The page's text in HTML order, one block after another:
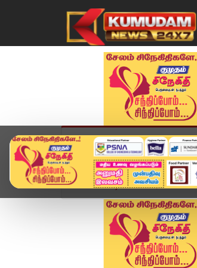
முகப்பு விளையாட்டு
Home வீடியோ ஸ்டோரி